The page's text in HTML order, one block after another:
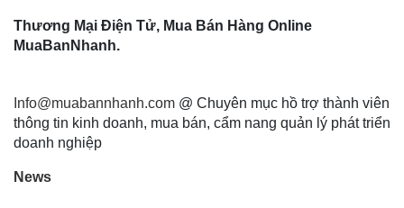
Thương Mại Điện Tử, Mua Bán Hàng Online
MuaBanNhanh.
Info@muabannhanh.com @ Chuyên mục hồ trợ thành viên
thông tin kinh doanh, mua bán, cẩm nang quản lý phát triển
doanh nghiệp
News